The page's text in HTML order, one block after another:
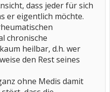
dass jeder für sich
er eigentlich möchte.
chronische
heilbar, d.h. wer
den Rest seines
ohne Medis damit